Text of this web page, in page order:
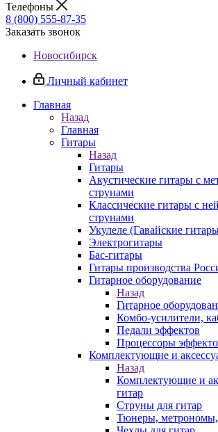
Телефоны
8 (800) 555-87-35
Заказать звонок
Новосибирск
Личный кабинет
Главная
Назад
Главная
Гитары
Назад
Гитары
Акустические гитары с
струнами
Классические гитары с
струнами
Укулеле (Гавайские
Электрогитары
Бас-гитары
Гитары производства
Гитарное оборудование
Назад
Гитарное
Комбо-усилители,
Педали эффектов
Процессоры
Комплектующие и
Назад
Комплектующие и
гитар
Струны для гитар
Тюнеры,